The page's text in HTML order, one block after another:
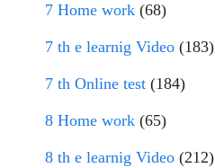
7 Home work (68)
7 th e learnig Video (183)
7 th Online test (184)
8 Home work (65)
8 th e learnig Video (212)